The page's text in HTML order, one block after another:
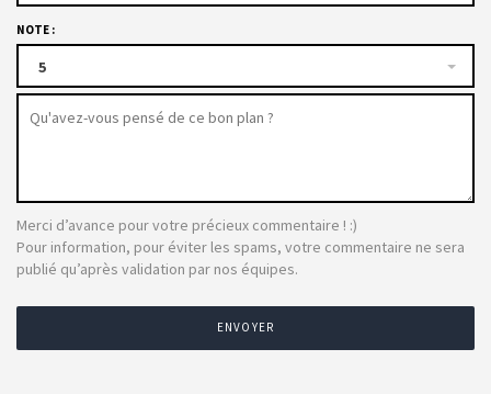
NOTE :
5
Merci d’avance pour votre précieux commentaire ! :)
Pour information, pour éviter les spams, votre commentaire ne sera
publié qu’après validation par nos équipes.
ENVOYER